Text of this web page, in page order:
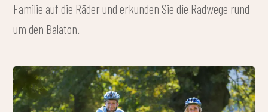
Familie auf die Räder und erkunden Sie die Radwege rund
um den Balaton.